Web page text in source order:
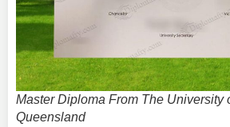
Master Diploma From The University
Queensland